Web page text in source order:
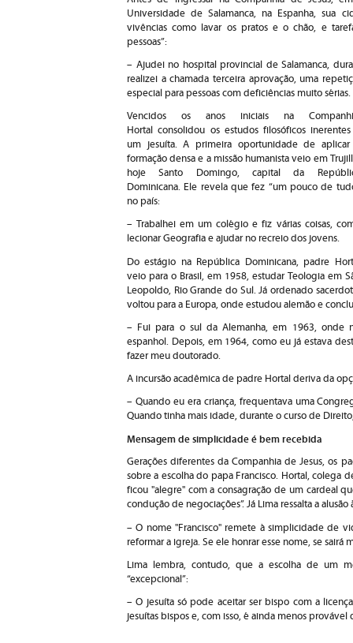
Universidade de Salamanca, na Espanha, sua
vivências como lavar os pratos e o chão, e
pessoas”:
– Ajudei no hospital provincial de Salamanca,
realizei a chamada terceira aprovação, uma
especial para pessoas com deficiências muito sérias.
Vencidos os anos iniciais na
Hortal consolidou os estudos filosóficos
um jesuíta. A primeira oportunidade de
formação densa e a missão humanista veio em
hoje Santo Domingo, capital da
Dominicana. Ele revela que fez “um pouco de
no país:
– Trabalhei em um colégio e fiz várias coisas,
lecionar Geografia e ajudar no recreio dos jovens.
Do estágio na República Dominicana, padre
veio para o Brasil, em 1958, estudar Teologia em
Leopoldo, Rio Grande do Sul. Já ordenado
voltou para a Europa, onde estudou alemão e
– Fui para o sul da Alemanha, em 1963, onde
espanhol. Depois, em 1964, como eu já estava
fazer meu doutorado.
A incursão acadêmica de padre Hortal deriva da
– Quando eu era criança, frequentava uma
Quando tinha mais idade, durante o curso de
Mensagem de simplicidade é bem recebida
Gerações diferentes da Companhia de Jesus, os
sobre a escolha do papa Francisco. Hortal, colega
ficou "alegre" com a consagração de um cardeal
condução de negociações”. Já Lima ressalta a
– O nome "Francisco" remete à simplicidade de
reformar a igreja. Se ele honrar esse nome, se sairá
Lima lembra, contudo, que a escolha de um
“excepcional”:
– O jesuíta só pode aceitar ser bispo com a
jesuítas bispos e, com isso, é ainda menos